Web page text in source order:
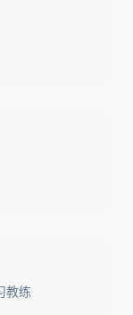
教练